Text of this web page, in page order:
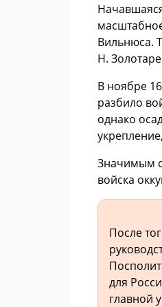
Вильнюса.
Н.
В ноябре
разбило
однако
Значимым
войска
После
для
главной